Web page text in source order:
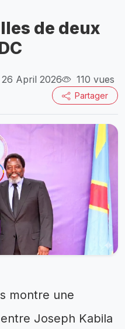
de deux
26 April 2026 110 vues
Partager
montre une
Joseph Kabila